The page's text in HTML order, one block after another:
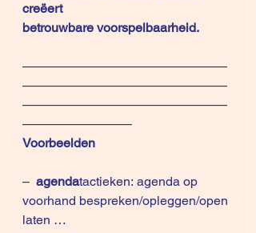
creëert
betrouwbare voorspelbaarheid.
————————————————
————————————————
————————————————
————————–
Voorbeelden
– agendatactieken: agenda op
voorhand bespreken/opleggen/open
laten …